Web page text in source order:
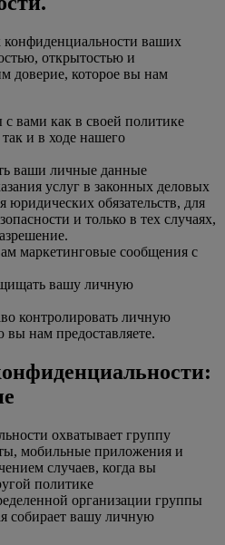
ваших
открытостью и
доверие, которое вы нам
вами как в своей политике
и в ходе нашего
ваши личные данные
услуг в законных деловых
юридических обязательств, для
и только в тех случаях,
маркетинговые сообщения с
вашу личную
контролировать личную
нам предоставляете.
охватывает группу
мобильные приложения и
случаев, когда вы
политике
организации группы
собирает вашу личную